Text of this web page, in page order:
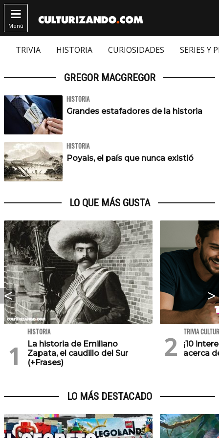

Menú
TRIVIA HISTORIA CURIOSIDADES SERIES Y
GREGOR MACGREGOR
HISTORIA
Grandes estafadores de la historia
HISTORIA
Poyais, el país que nunca existió
LO QUE MÁS GUSTA
HISTORIA
La historia de Emiliano
Zapata, el caudillo del Sur
(+Frases)
TRIVIA
¡10
acerca
LO MÁS DESTACADO